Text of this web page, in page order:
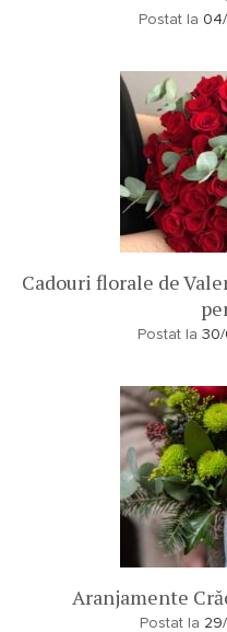
Postat la 04/
Cadouri florale de
Postat la 30/
Aranjamente
Postat la